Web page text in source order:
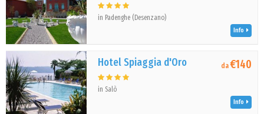
in Padenghe (Desenzano)
Info
Hotel Spiaggia d'Oro
in Salò
da€140
Info